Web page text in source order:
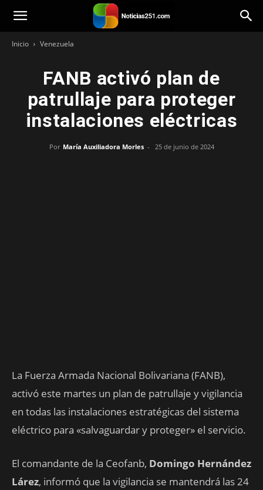
Noticias251
Inicio Venezuela
FANB activó plan de
patrullaje para proteger
instalaciones eléctricas
Por María Auxiliadora Morles - 25 de junio de 2024
La Fuerza Armada Nacional Bolivariana (FANB),
activó este martes un plan de patrullaje y vigilancia
en todas las instalaciones estratégicas del sistema
eléctrico para «salvaguardar y proteger» el servicio.
El comandante de la Ceofanb, Domingo Hernández
Lárez, informó que la vigilancia se mantendrá las 24